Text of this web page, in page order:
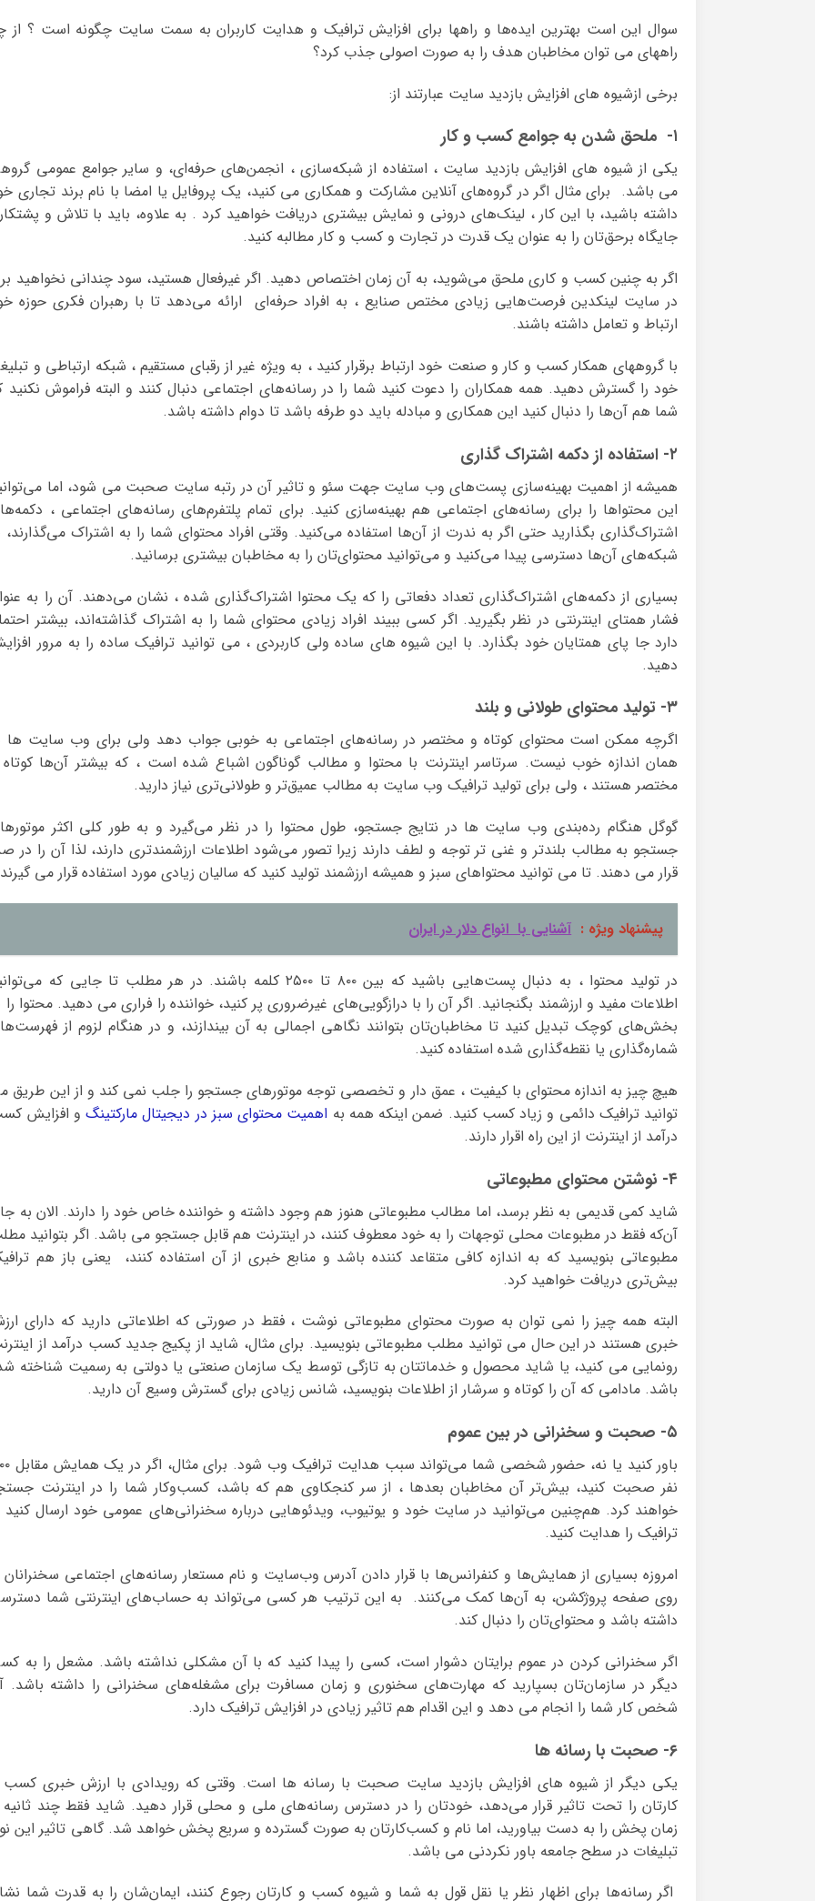
سوال این است بهترین ایده‌ها و راهها برای افزایش ترافیک و هدایت کاربران به سمت سایت چگونه است ؟ از
راههای می توان مخاطبان هدف را به صورت اصولی جذب کرد؟
برخی ازشیوه های افزایش بازدید سایت عبارتند از:
۱- ملحق شدن به جوامع کسب و کار
یکی از شیوه های افزایش بازدید سایت ، استفاده از شبکه‌سازی ، انجمن‌های حرفه‌ای، و سایر جوامع عمومی
می باشد. برای مثال اگر در گروه‌های آنلاین مشارکت و همکاری می کنید، یک پروفایل یا امضا با نام برند تجاری
داشته باشید، با این کار ، لینک‌های درونی و نمایش بیشتری دریافت خواهید کرد . به علاوه، باید با تلاش و
جایگاه برحق‌تان را به عنوان یک قدرت در تجارت و کسب و کار مطالبه کنید.
اگر به چنین کسب و کاری ملحق می‌شوید، به آن زمان اختصاص دهید. اگر غیرفعال هستید، سود چندانی نخواهید
در سایت لینکدین فرصت‌هایی زیادی مختص صنایع ، به افراد حرفه‌ای ارائه می‌دهد تا با رهبران فکری حوزه‌
ارتباط و تعامل داشته باشند.
با گروههای همکار کسب و کار و صنعت خود ارتباط برقرار کنید ، به ویژه غیر از رقبای مستقیم ، شبکه‌ ارتباطی و
خود را گسترش دهید. همه همکاران را دعوت کنید شما را در رسانه‌های اجتماعی دنبال کنند و البته فراموش نکنید
شما هم آن‌ها را دنبال کنید این همکاری و مبادله باید دو طرفه باشد تا دوام داشته باشد.
۲- استفاده از دکمه اشتراک گذاری
همیشه از اهمیت بهینه‌سازی پست‌های وب سایت جهت سئو و تاثیر آن در رتبه سایت صحبت می شود، اما
این محتواها را برای رسانه‌های اجتماعی هم بهینه‌سازی کنید. برای تمام پلتفرم‌های رسانه‌های اجتماعی ،
اشتراک‌گذاری بگذارید حتی اگر به ندرت از آن‌ها استفاده می‌کنید. وقتی افراد محتوای شما را به اشتراک می‌گذارند،
شبکه‌های آن‌ها دسترسی پیدا می‌کنید و می‌توانید محتوای‌تان را به مخاطبان بیشتری برسانید.
بسیاری از دکمه‌های اشتراک‌گذاری تعداد دفعاتی را که یک محتوا اشتراک‌گذاری شده ، نشان می‌دهند. آن را به
فشار همتای اینترنتی در نظر بگیرید. اگر کسی ببیند افراد زیادی محتوای شما را به اشتراک گذاشته‌اند، بیشتر
دارد جا پای همتایان خود بگذارد. با این شیوه های ساده ولی کاربردی ، می توانید ترافیک ساده را به مرور
دهید.
۳- تولید محتوای طولانی و بلند
اگرچه ممکن است محتوای کوتاه و مختصر در رسانه‌های اجتماعی به خوبی جواب دهد ولی برای وب سایت ها
همان اندازه خوب نیست. سرتاسر اینترنت با محتوا و مطالب گوناگون اشباع شده است ، که بیشتر آن‌ها
مختصر هستند ، ولی برای تولید ترافیک وب سایت به مطالب عمیق‌تر و طولانی‌تری نیاز دارید.
گوگل هنگام رده‌بندی وب سایت ها در نتایج جستجو، طول محتوا را در نظر می‌گیرد و به طور کلی اکثر
جستجو به مطالب بلندتر و غنی تر توجه و لطف دارند زیرا تصور می‌شود اطلاعات ارزشمندتری دارند، لذا آن را در
قرار می دهند. تا می توانید محتواهای سبز و همیشه ارزشمند تولید کنید که سالیان زیادی مورد استفاده قرار می
پیشنهاد ویژه : آشنایی با انواع دلار در ایران
در تولید محتوا ، به دنبال پست‌هایی باشید که بین ۸۰۰ تا ۲۵۰۰ کلمه باشند. در هر مطلب تا جایی که
اطلاعات مفید و ارزشمند بگنجانید. اگر آن را با درازگویی‌های غیرضروری پر کنید، خواننده را فراری می دهید. محتوا را
بخش‌های کوچک تبدیل کنید تا مخاطبان‌تان بتوانند نگاهی اجمالی به آن بیندازند، و در هنگام لزوم از
شماره‌گذاری یا نقطه‌گذاری شده استفاده کنید.
هیچ چیز به اندازه محتوای با کیفیت ، عمق دار و تخصصی توجه موتورهای جستجو را جلب نمی کند و از این طریق
توانید ترافیک دائمی و زیاد کسب کنید. ضمن اینکه همه به اهمیت محتوای سبز در دیجیتال مارکتینگو افزایش
درآمد از اینترنت از این راه اقرار دارند.
۴- نوشتن محتوای مطبوعاتی
شاید کمی قدیمی به نظر برسد، اما مطالب مطبوعاتی هنوز هم وجود داشته و خواننده خاص خود را دارند. الان به
آن‌که فقط در مطبوعات محلی توجهات را به خود معطوف کنند، در اینترنت هم قابل جستجو می باشد. اگر بتوانید
مطبوعاتی بنویسید که به اندازه‌ کافی متقاعد کننده باشد و منابع خبری از آن استفاده کنند، یعنی باز هم
بیش‌تری دریافت خواهید کرد.
البته همه چیز را نمی توان به صورت محتوای مطبوعاتی نوشت ، فقط در صورتی که اطلاعاتی دارید که دارای
خبری هستند در این حال می توانید مطلب مطبوعاتی بنویسید. برای مثال، شاید از پکیج جدید کسب درآمد از
رونمایی می کنید، یا شاید محصول‌ و خدماتتان به تازگی توسط یک سازمان صنعتی یا دولتی به رسمیت شناخته
باشد. مادامی که آن را کوتاه و سرشار از اطلاعات بنویسید، شانس زیادی برای گسترش وسیع آن دارید.
۵- صحبت و سخنرانی در بین عموم
باور کنید یا نه، حضور شخصی شما
نفر صحبت کنید، بیش‌تر آن مخاطبان بعدها ، از سر کنجکاوی هم که باشد، کسب‌وکار شما را در اینترنت
خواهند کرد. هم‌چنین می‌توانید در سایت خود و یوتیوب، ویدئوهایی درباره‌ سخنرانی‌های عمومی‌ خود ارسال کنید
ترافیک را هدایت کنید.
امروزه بسیاری از همایش‌ها و کنفرانس‌ها با قرار دادن آدرس وب‌سایت و نام مستعار رسانه‌های اجتماعی سخنرانان
روی صفحه‌ پروژکشن، به آن‌ها کمک می‌کنند. به این ترتیب هر کسی می‌تواند به حساب‌های اینترنتی شما
داشته باشد و محتوای‌تان را دنبال کند.
اگر سخنرانی کردن در عموم برایتان دشوار است، کسی را پیدا کنید که با آن مشکلی نداشته باشد. مشعل را به
دیگر در سازمان‌تان بسپارید که مهارت‌های سخنوری و زمان مسافرت برای مشغله‌های سخنرانی را داشته باشد.
شخص کار شما را انجام می دهد و این اقدام هم تاثیر زیادی در افزایش ترافیک دارد.
۶- صحبت با رسانه ها
یکی دیگر از شیوه های افزایش بازدید سایت صحبت با رسانه ها است. وقتی که رویدادی با ارزش خبری
کارتان را تحت تاثیر قرار می‌دهد، خودتان را در دسترس رسانه‌های ملی و محلی قرار دهید. شاید فقط چند ثانیه
زمان پخش را به دست بیاورید، اما نام و کسب‌کارتان به صورت گسترده و سریع پخش خواهد شد. گاهی تاثیر این
تبلیغات در سطح جامعه باور نکردنی می باشد.
اگر رسانه‌ها برای اظهار نظر یا نقل قول به شما و شیوه کسب و کارتان رجوع کنند، ایمان‌شان را به قدرت شما